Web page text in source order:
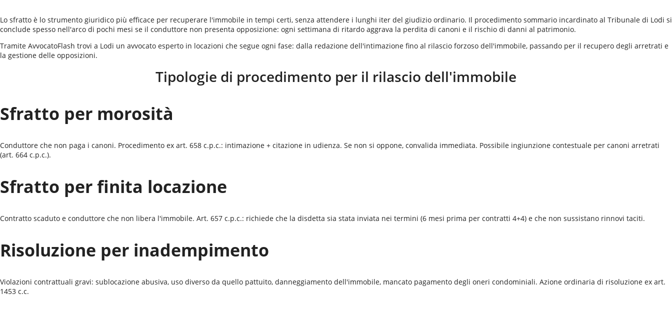
Lo sfratto è lo strumento giuridico più efficace per recuperare l'immobile in tempi certi, senza attendere i lunghi iter del giudizio ordinario. Il procedimento sommario incardinato al Tribunale di Lodi si
conclude spesso nell'arco di pochi mesi se il conduttore non presenta opposizione: ogni settimana di ritardo aggrava la perdita di canoni e il rischio di danni al patrimonio.
Tramite AvvocatoFlash trovi a Lodi un avvocato esperto in locazioni che segue ogni fase: dalla redazione dell'intimazione fino al rilascio forzoso dell'immobile, passando per il recupero degli arretrati e
la gestione delle opposizioni.
Tipologie di procedimento per il rilascio dell'immobile
Sfratto per morosità
Conduttore che non paga i canoni. Procedimento ex art. 658 c.p.c.: intimazione + citazione in udienza. Se non si oppone, convalida immediata. Possibile ingiunzione contestuale per canoni arretrati
(art. 664 c.p.c.).
Sfratto per finita locazione
Contratto scaduto e conduttore che non libera l'immobile. Art. 657 c.p.c.: richiede che la disdetta sia stata inviata nei termini (6 mesi prima per contratti 4+4) e che non sussistano rinnovi taciti.
Risoluzione per inadempimento
Violazioni contrattuali gravi: sublocazione abusiva, uso diverso da quello pattuito, danneggiamento dell'immobile, mancato pagamento degli oneri condominiali. Azione ordinaria di risoluzione ex art.
1453 c.c.